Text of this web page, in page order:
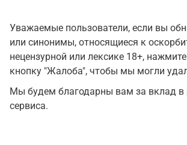
Уважаемые пользователи, если вы
или синонимы, относящиеся к
нецензурной или лексике 18+,
кнопку "Жалоба", чтобы мы могли
Мы будем благодарны вам за вклад в
сервиса.